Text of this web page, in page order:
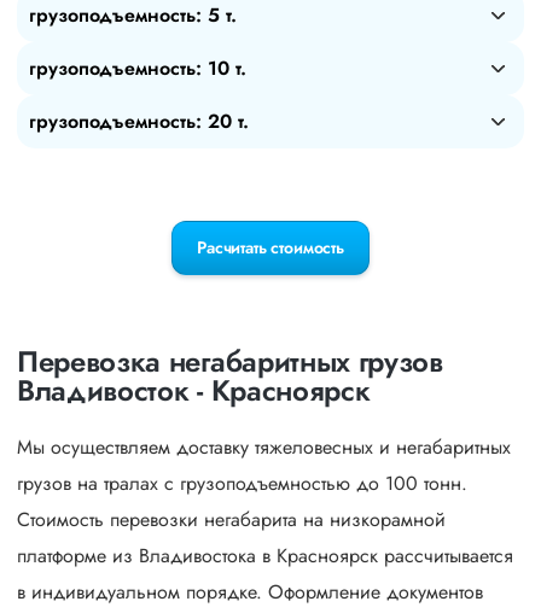
грузоподъемность: 5 т.
грузоподъемность: 10 т.
грузоподъемность: 20 т.
Расчитать стоимость
Перевозка негабаритных грузов
Владивосток - Красноярск
Мы осуществляем доставку тяжеловесных и негабаритных
грузов на тралах с грузоподъемностью до 100 тонн.
Стоимость перевозки негабарита на низкорамной
платформе из Владивостока в Красноярск рассчитывается
в индивидуальном порядке. Оформление документов